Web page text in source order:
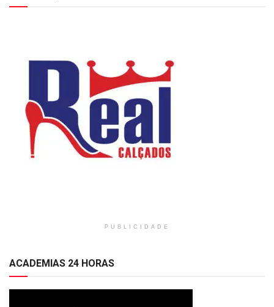
PUBLICIDADE
ACADEMIAS 24 HORAS